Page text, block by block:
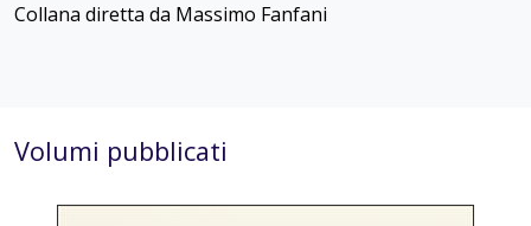
Collana diretta da Massimo Fanfani
Volumi pubblicati